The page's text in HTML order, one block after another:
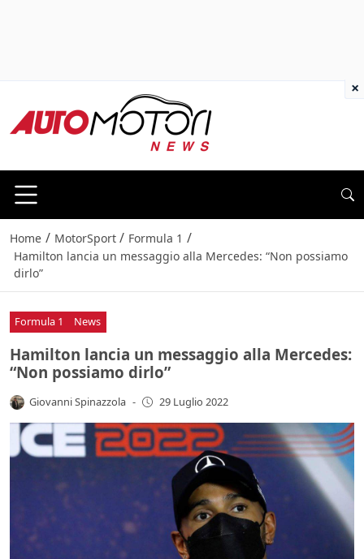
Home / MotorSport / Formula 1 /
Hamilton lancia un messaggio alla Mercedes: “Non possiamo
dirlo”
Formula 1 News
Hamilton lancia un messaggio alla Mercedes:
“Non possiamo dirlo”
Giovanni Spinazzola - 29 Luglio 2022
×